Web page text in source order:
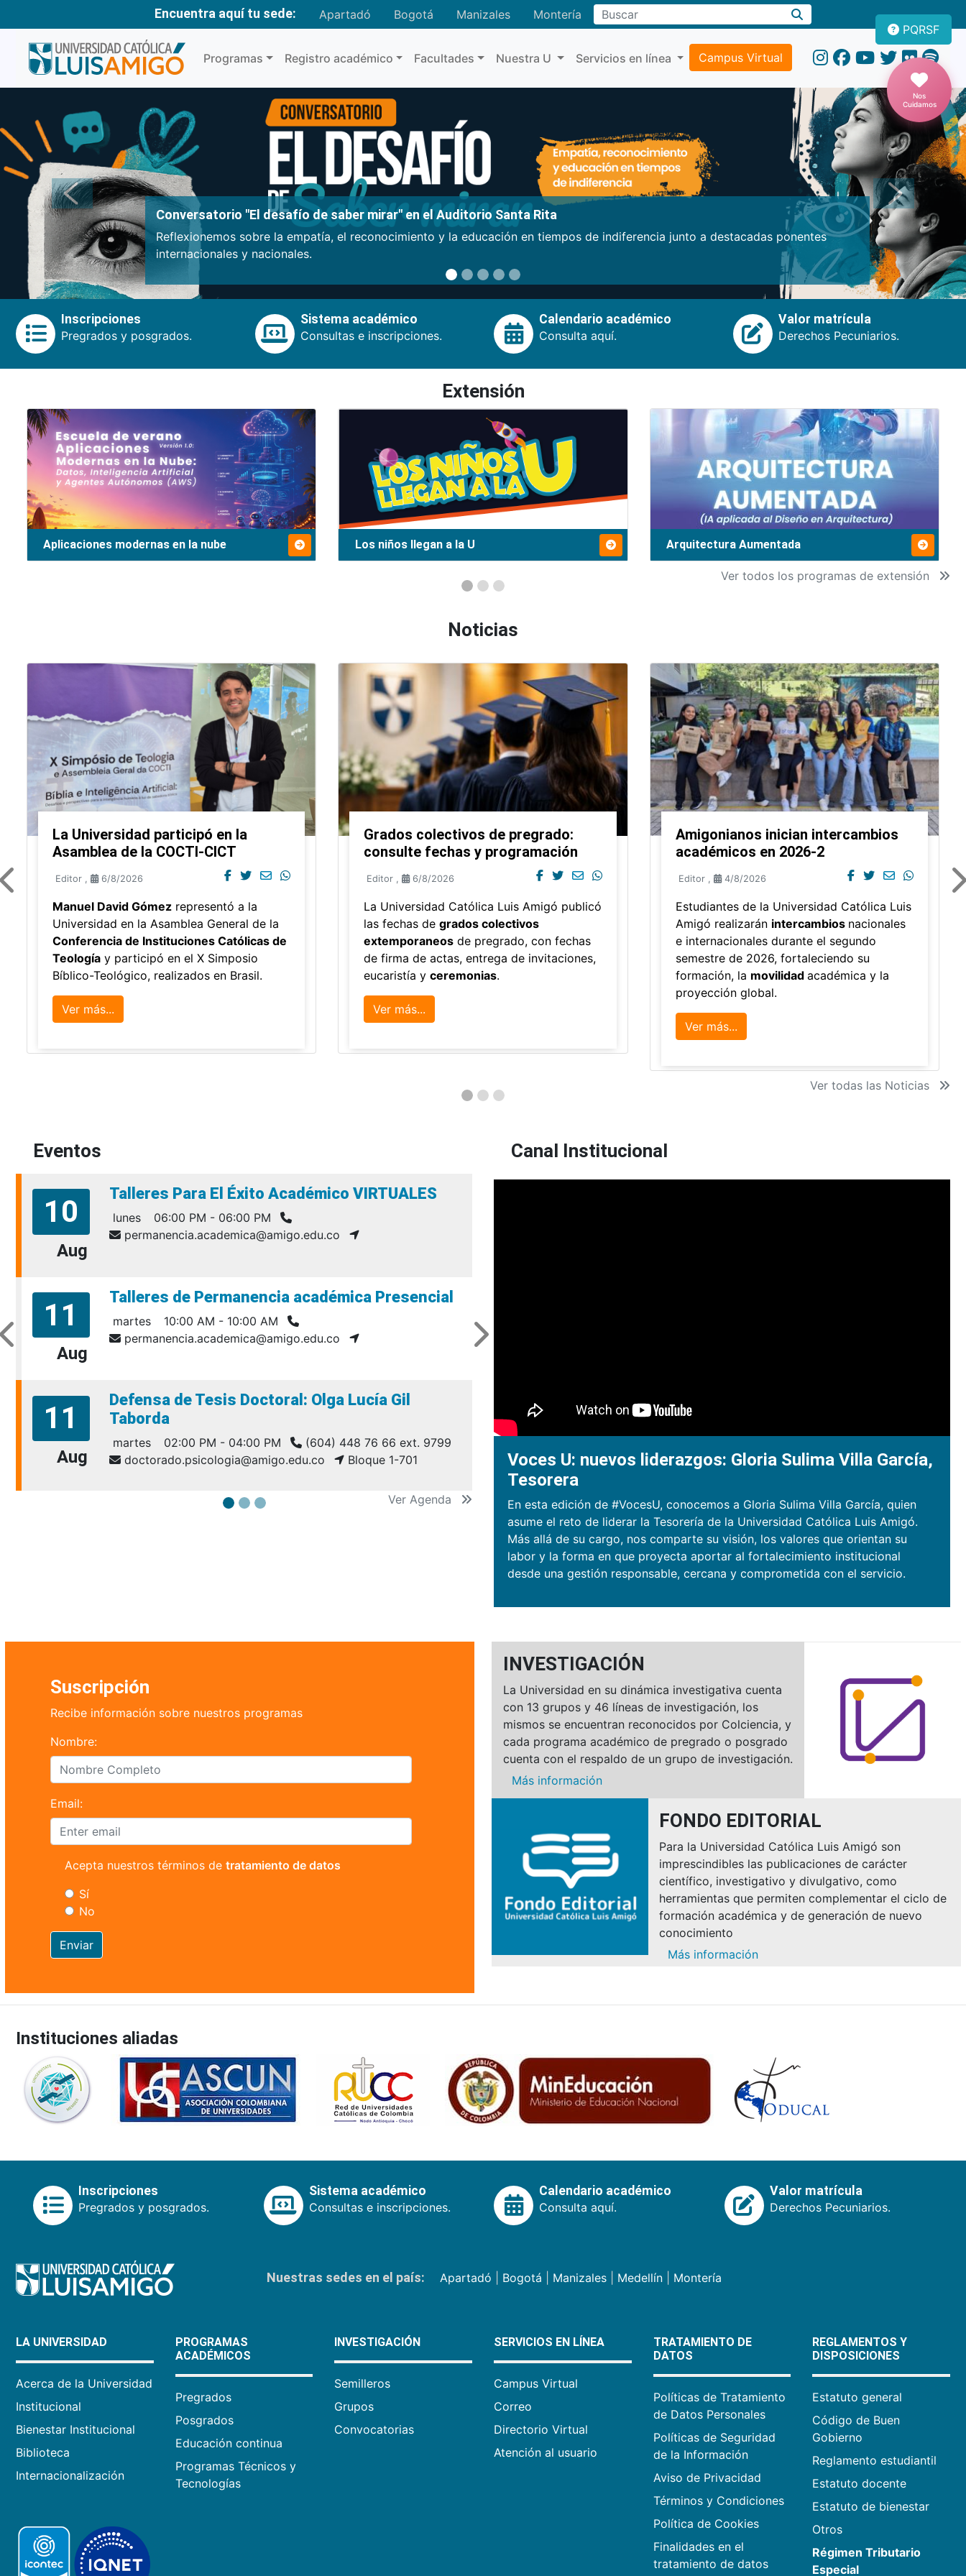
Encuentra aquí tu sede: Apartadó Bogotá Manizales MonteríaBuscar
Programas Registro académico Facultades Nuestra U Servicios en línea Campus Virtual
PQRSF
Nos
Cuidamos
Conversatorio "El desafío de saber mirar" en el Auditorio Santa Rita
Reflexionemos sobre la empatía, el reconocimiento y la educación en tiempos de indiferencia junto a destacadas ponentes
internacionales y nacionales.
Anterior Próxima
Inscripciones
Pregrados y posgrados.
Sistema académico
Consultas e inscripciones.
Calendario académico
Consulta aquí.
Valor matrícula
Derechos Pecuniarios.
Extensión
Aplicaciones modernas en la nube Los niños llegan a la U Arquitectura Aumentada
Ver todos los programas de extensión
Noticias
La Universidad participó en la
Asamblea de la COCTI-CICT
Editor , 6/8/2026
Manuel David Gómez representó a la
Universidad en la Asamblea General de la
Conferencia de Instituciones Católicas de
Teología y participó en el X Simposio
Bíblico-Teológico, realizados en Brasil.
Ver más...
Grados colectivos de pregrado:
consulte fechas y programación
Editor , 6/8/2026
La Universidad Católica Luis Amigó publicó
las fechas degrados colectivos
extemporaneos de pregrado, con fechas
de firma de actas, entrega de invitaciones,
eucaristía yceremonias.
Ver más...
Amigonianos inician intercambios
académicos en 2026-2
Editor , 4/8/2026
Estudiantes de la Universidad Católica Luis
Amigó realizarán intercambios nacionales
e internacionales durante el segundo
semestre de 2026, fortaleciendo su
formación, la movilidad académica y la
proyección global.
Ver más...
Ver todas las Noticias
Eventos
10
Aug
Talleres Para El Éxito Académico VIRTUALES
lunes
06:00 PM - 06:00 PM
permanencia.academica@amigo.edu.co
11
Aug
Talleres de Permanencia académica Presencial
martes
10:00 AM - 10:00 AM
permanencia.academica@amigo.edu.co
11
Aug
Defensa de Tesis Doctoral: Olga Lucía Gil
Taborda
martes 02:00 PM - 04:00 PM
(604) 448 76 66 ext. 9799
doctorado.psicologia@amigo.edu.co
Bloque 1-701
Ver Agenda
Canal Institucional
Voces U: nuevos liderazgos: Gloria Sulima Villa García,
Tesorera
En esta edición de #VocesU, conocemos a Gloria Sulima Villa García, quien
asume el reto de liderar la Tesorería de la Universidad Católica Luis Amigó.
Más allá de su cargo, nos comparte su visión, los valores que orientan su
labor y la forma en que proyecta aportar al fortalecimiento institucional
desde una gestión responsable, cercana y comprometida con el servicio.
Suscripción
Recibe información sobre nuestros programas
Nombre:
Email:
Acepta nuestros términos de tratamiento de datos
Sí
No
Enviar
INVESTIGACIÓN
La Universidad en su dinámica investigativa cuenta
con 13 grupos y 46 líneas de investigación, los
mismos se encuentran reconocidos por Colciencia, y
cada programa académico de pregrado o posgrado
cuenta con el respaldo de un grupo de investigación.
Más información
FONDO EDITORIAL
Para la Universidad Católica Luis Amigó son
imprescindibles las publicaciones de carácter
científico, investigativo y divulgativo, como
herramientas que permiten complementar el ciclo de
formación académica y de generación de nuevo
conocimiento
Más información
Instituciones aliadas
Inscripciones
Pregrados y posgrados.
Sistema académico
Consultas e inscripciones.
Calendario académico
Consulta aquí.
Valor matrícula
Derechos Pecuniarios.
Nuestras sedes en el país: Apartadó Bogotá Manizales| Medellín| Montería
LA UNIVERSIDAD
Acerca de la Universidad
Institucional
Bienestar Institucional
Biblioteca
Internacionalización
PROGRAMAS
ACADÉMICOS
Pregrados
Posgrados
Educación continua
Programas Técnicos y
Tecnologías
INVESTIGACIÓN
Semilleros
Grupos
Convocatorias
SERVICIOS EN LÍNEA
Campus Virtual
Correo
Directorio Virtual
Atención al usuario
TRATAMIENTO DE
DATOS
Políticas de Tratamiento
de Datos Personales
Políticas de Seguridad
de la Información
Aviso de Privacidad
Términos y Condiciones
Política de Cookies
Finalidades en el
tratamiento de datos
REGLAMENTOS Y
DISPOSICIONES
Estatuto general
Código de Buen
Gobierno
Reglamento estudiantil
Estatuto docente
Estatuto de bienestar
Otros
Régimen Tributario
Especial